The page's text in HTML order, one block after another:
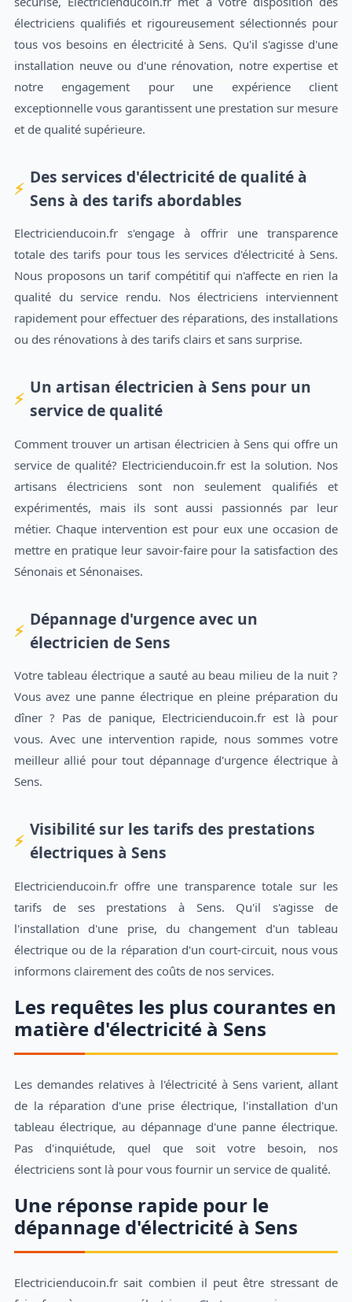
électriciens qualifiés et rigoureusement sélectionnés pour
tous vos besoins en électricité à Sens. Qu'il s'agisse d'une
installation neuve ou d'une rénovation, notre expertise et
notre engagement pour une expérience client
exceptionnelle vous garantissent une prestation sur mesure
et de qualité supérieure.
Des services d'électricité de qualité à
Sens à des tarifs abordables
Electricienducoin.fr s'engage à offrir une transparence
totale des tarifs pour tous les services d'électricité à Sens.
Nous proposons un tarif compétitif qui n'affecte en rien la
qualité du service rendu. Nos électriciens interviennent
rapidement pour effectuer des réparations, des installations
ou des rénovations à des tarifs clairs et sans surprise.
Un artisan électricien à Sens pour un
service de qualité
Comment trouver un artisan électricien à Sens qui offre un
service de qualité? Electricienducoin.fr est la solution. Nos
artisans électriciens sont non seulement qualifiés et
expérimentés, mais ils sont aussi passionnés par leur
métier. Chaque intervention est pour eux une occasion de
mettre en pratique leur savoir-faire pour la satisfaction des
Sénonais et Sénonaises.
Dépannage d'urgence avec un
électricien de Sens
Votre tableau électrique a sauté au beau milieu de la nuit ?
Vous avez une panne électrique en pleine préparation du
dîner ? Pas de panique, Electricienducoin.fr est là pour
vous. Avec une intervention rapide, nous sommes votre
meilleur allié pour tout dépannage d'urgence électrique à
Sens.
Visibilité sur les tarifs des prestations
électriques à Sens
Electricienducoin.fr offre une transparence totale sur les
tarifs de ses prestations à Sens. Qu'il s'agisse de
l'installation d'une prise, du changement d'un tableau
électrique ou de la réparation d'un court-circuit, nous vous
informons clairement des coûts de nos services.
Les requêtes les plus courantes en
matière d'électricité à Sens
Les demandes relatives à l'électricité à Sens varient, allant
de la réparation d'une prise électrique, l'installation d'un
tableau électrique, au dépannage d'une panne électrique.
Pas d'inquiétude, quel que soit votre besoin, nos
électriciens sont là pour vous fournir un service de qualité.
Une réponse rapide pour le
dépannage d'électricité à Sens
Electricienducoin.fr sait combien il peut être stressant de